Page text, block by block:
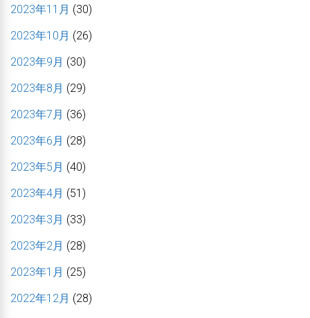
2023年11月 (30)
2023年10月 (26)
2023年9月 (30)
2023年8月 (29)
2023年7月 (36)
2023年6月 (28)
2023年5月 (40)
2023年4月 (51)
2023年3月 (33)
2023年2月 (28)
2023年1月 (25)
2022年12月 (28)